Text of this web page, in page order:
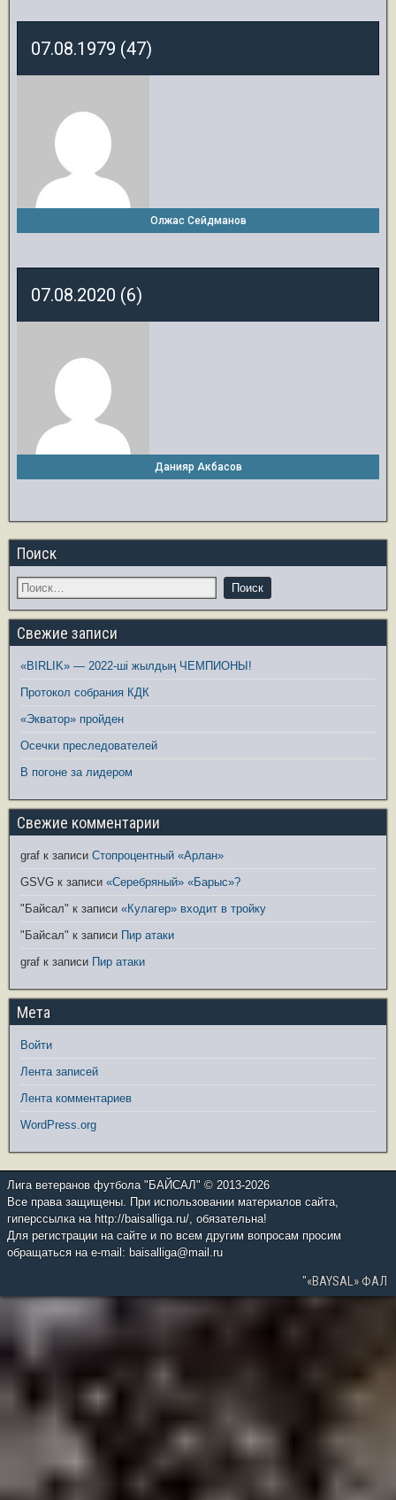
07.08.1979 (47)
Олжас Сейдманов
07.08.2020 (6)
Данияр Акбасов
Поиск
Свежие записи
«BIRLIK» — 2022-ші жылдың ЧЕМПИОНЫ!
Протокол собрания КДК
«Экватор» пройден
Осечки преследователей
В погоне за лидером
Свежие комментарии
graf к записи Стопроцентный «Арлан»
GSVG к записи «Серебряный» «Барыс»?
"Байсал" к записи «Кулагер» входит в тройку
"Байсал" к записи Пир атаки
graf к записи Пир атаки
Мета
Войти
Лента записей
Лента комментариев
WordPress.org
Лига ветеранов футбола "БАЙСАЛ" © 2013-2026
Все права защищены. При использовании материалов сайта,
гиперссылка на http://baisalliga.ru/, обязательна!
Для регистрации на сайте и по всем другим вопросам просим
обращаться на e-mail: baisalliga@mail.ru
"«BAYSAL» ФАЛ